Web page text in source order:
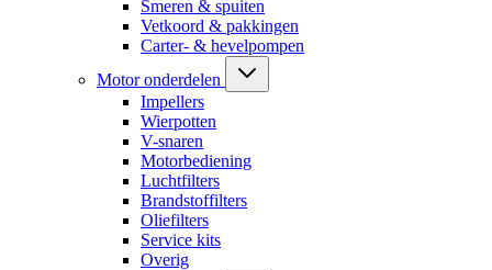
Smeren & spuiten
Vetkoord & pakkingen
Carter- & hevelpompen
Motor onderdelen
Impellers
Wierpotten
V-snaren
Motorbediening
Luchtfilters
Brandstoffilters
Oliefilters
Service kits
Overig